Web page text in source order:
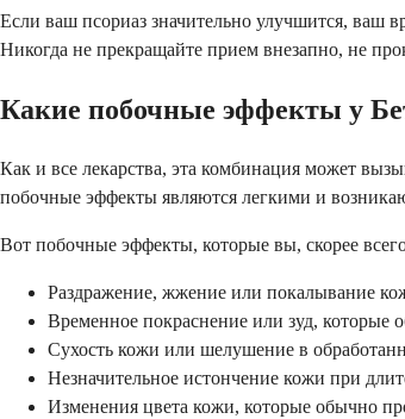
Если ваш псориаз значительно улучшится, ваш
Никогда не прекращайте прием внезапно, не
Какие побочные эффекты у
Как и все лекарства, эта комбинация может
побочные эффекты являются легкими и
Вот побочные эффекты, которые вы, скорее
Раздражение, жжение или покалывание
Временное покраснение или зуд,
Сухость кожи или шелушение в
Незначительное истончение кожи при
Изменения цвета кожи, которые обычно